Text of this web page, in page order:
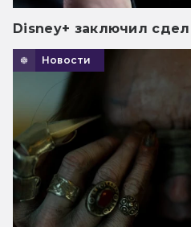
Disney+ заключил
Новости